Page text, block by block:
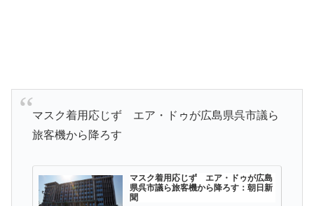
マスク着用応じず エア・ドゥが広島県呉市議ら
旅客機から降ろす
マスク着用応じず エア・ドゥが広島
県呉市議ら旅客機から降ろす：朝日新
聞